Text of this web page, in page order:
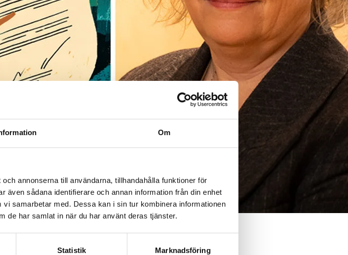
Om
annonserna till användarna, tillhandahålla funktioner för
sådana identifierare och annan information från din enhet
samarbetar med. Dessa kan i sin tur kombinera informationen
de har samlat in när du har använt deras tjänster.
Statistik Marknadsföring
bli en kundfråga